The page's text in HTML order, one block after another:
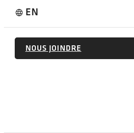
language EN
NOUS JOINDRE